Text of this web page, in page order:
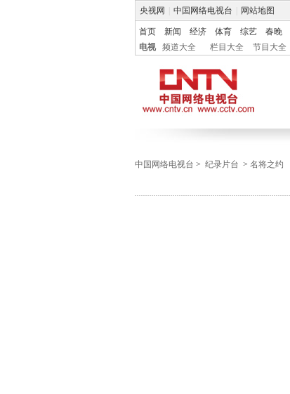
央视网 中国网络电视台 网站地图
首页 新闻 经济 体育 综艺 春晚
电视
频道大全 栏目大全 节目大全
中国网络电视台 > 纪录片台 > 名将之约